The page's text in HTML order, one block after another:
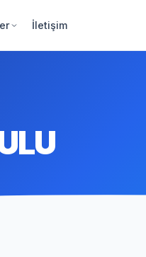
İletişim